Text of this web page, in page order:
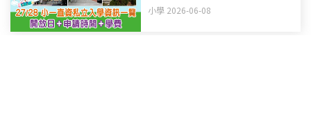
小學 2026-06-08